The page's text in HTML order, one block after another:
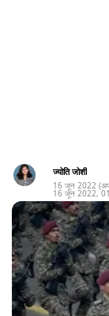
ज्योति जोशी
16 जून 2022
16 जून 2022,